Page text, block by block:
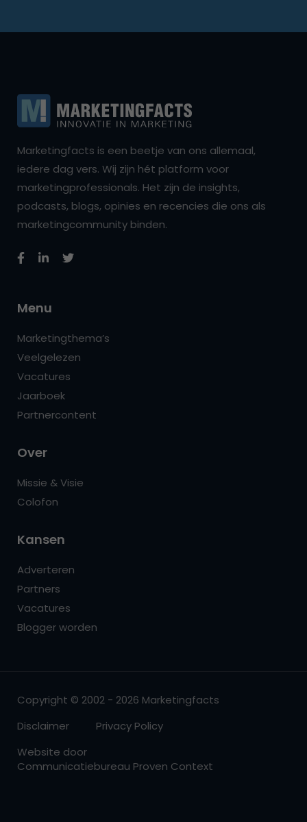
Marketingfacts is een beetje van ons allemaal,
iedere dag vers. Wij zijn hét platform voor
marketingprofessionals. Het zijn de insights,
podcasts, blogs, opinies en recencies die ons als
marketingcommunity binden.
Menu
Marketingthema’s
Veelgelezen
Vacatures
Jaarboek
Partnercontent
Over
Missie & Visie
Colofon
Kansen
Adverteren
Partners
Vacatures
Blogger worden
Copyright © 2002 - 2026 Marketingfacts
Disclaimer
Privacy Policy
Website door
Communicatiebureau Proven Context